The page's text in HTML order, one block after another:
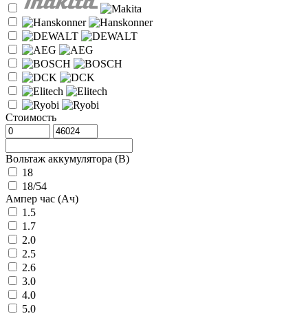
Стоимость
Вольтаж аккумулятора (В)
18
18/54
Ампер час (Ач)
1.5
1.7
2.0
2.5
2.6
3.0
4.0
5.0